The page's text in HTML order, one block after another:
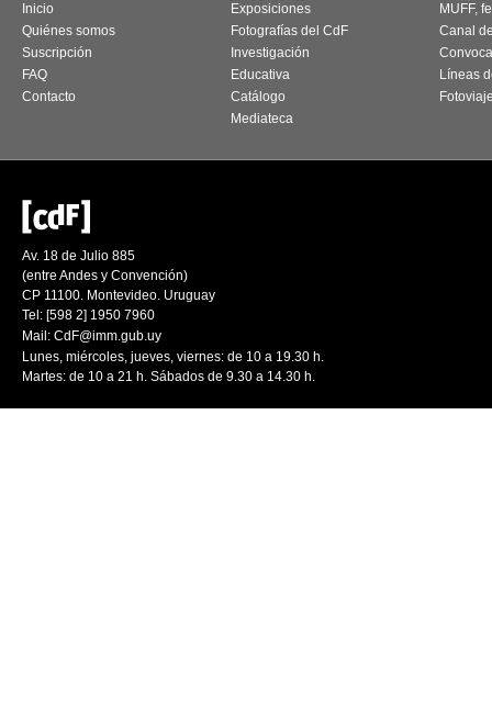
Inicio
Quiénes somos
Suscripción
FAQ
Contacto
Exposiciones
Fotografías del CdF
Investigación
Educativa
Catálogo
Mediateca
MUFF,
Canal
Líneas
Av. 18 de Julio 885
(entre Andes y Convención)
CP 11100. Montevideo. Uruguay
Tel: [598 2] 1950 7960
Mail: CdF@imm.gub.uy
Lunes, miércoles, jueves, viernes: de 10 a 19.30 h.
Martes: de 10 a 21 h. Sábados de 9.30 a 14.30 h.